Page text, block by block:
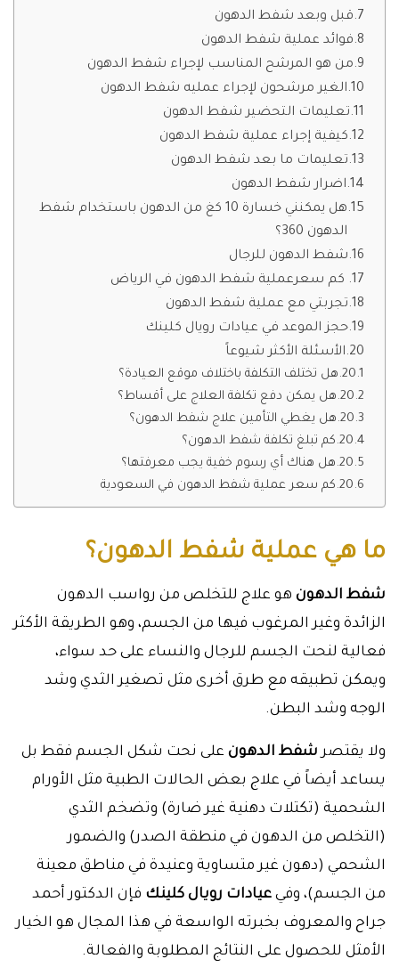
قبل وبعد شفط الدهون
فوائد عملية شفط الدهون
من هو المرشح المناسب لإجراء شفط الدهون
الغير مرشحون لإجراء عمليه شفط الدهون
تعليمات التحضير شفط الدهون
كيفية إجراء عملية شفط الدهون
تعليمات ما بعد شفط الدهون
اضرار شفط الدهون
هل يمكنني خسارة 10 كغ من الدهون باستخدام شفط
الدهون 360؟
شفط الدهون للرجال
كم سعرعملية شفط الدهون في الرياض
تجربتي مع عملية شفط الدهون
حجز الموعد في عيادات رويال كلينك
الأسئلة الأكثر شيوعاً
هل تختلف التكلفة باختلاف موقع العيادة؟
هل يمكن دفع تكلفة العلاج على أقساط؟
هل يغطي التأمين علاج شفط الدهون؟
كم تبلغ تكلفة شفط الدهون؟
هل هناك أي رسوم خفية يجب معرفتها؟
كم سعر عملية شفط الدهون في السعودية
ما هي عملية شفط الدهون؟
شفط الدهون هو علاج للتخلص من رواسب الدهون
الزائدة وغير المرغوب فيها من الجسم، وهو الطريقة الأكثر
فعالية لنحت الجسم للرجال والنساء على حد سواء،
ويمكن تطبيقه مع طرق أخرى مثل تصغير الثدي وشد
الوجه وشد البطن.
ولا يقتصرشفط الدهون على نحت شكل الجسم فقط بل
يساعد أيضاً في علاج بعض الحالات الطبية مثل الأورام
الشحمية (تكتلات دهنية غير ضارة) وتضخم الثدي
(التخلص من الدهون في منطقة الصدر) والضمور
الشحمي (دهون غير متساوية وعنيدة في مناطق معينة
من الجسم)، وفي عيادات رويال كلينك فإن الدكتور أحمد
جراح والمعروف بخبرته الواسعة في هذا المجال هو الخيار
الأمثل للحصول على النتائج المطلوبة والفعالة.